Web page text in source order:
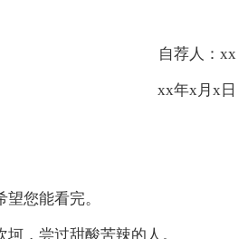
自荐人：xx
xx年x月x日
您能看完。
，尝过甜酸苦辣的人。